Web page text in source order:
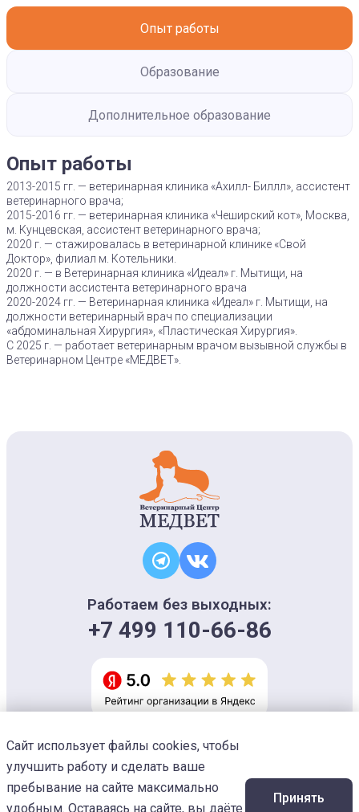
Опыт работы
Образование
Дополнительное образование
Опыт работы
2013-2015 гг. — ветеринарная клиника «Ахилл- Биллл», ассистент
ветеринарного врача;
2015-2016 гг. — ветеринарная клиника «Чеширский кот», Москва,
м. Кунцевская, ассистент ветеринарного врача;
2020 г. — стажировалась в ветеринарной клинике «Свой
Доктор», филиал м. Котельники.
2020 г. — в Ветеринарная клиника «Идеал» г. Мытищи, на
должности ассистента ветеринарного врача
2020-2024 гг. — Ветеринарная клиника «Идеал» г. Мытищи, на
должности ветеринарный врач по специализации
«абдоминальная Хирургия», «Пластическая Хирургия».
С 2025 г. — работает ветеринарным врачом вызывной службы в
Ветеринарном Центре «МЕДВЕТ».
Работаем без выходных:
+7 499 110-66-86
Информация на сайте носит ознакомительный характер и не является
офертой, не может использоваться для постановки диагноза и плана
лечения
Изображения предоставленыDesigned by Freepik
© 2026 Ветеринарный центр «МЕДВЕТ»
Сайт использует файлы cookies, чтобы
улучшить работу и сделать ваше
пребывание на сайте максимально
удобным. Оставаясь на сайте, вы даёте
Принять